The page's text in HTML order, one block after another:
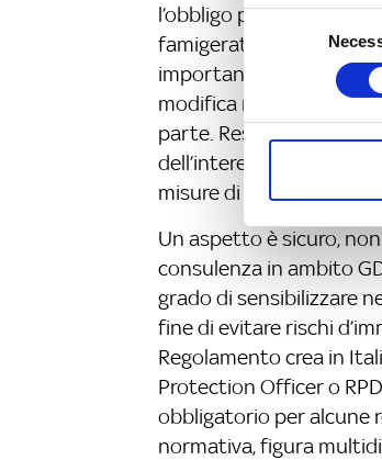
Selezione
del
consenso
l’obbligo per le imprese
famigerato DPS
importante processo
modifica nel tempo con
parte. Restano
dell’interessati, cioè ad
misure di sicurezza,
Un aspetto è sicuro,
consulenza in ambito
grado di sensibilizzare
fine di evitare rischi
Regolamento crea in
Protection Officer o
obbligatorio per alcune
normativa, figura